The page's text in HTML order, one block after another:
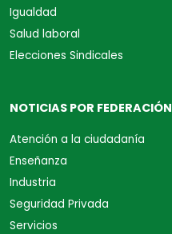
Igualdad
Salud laboral
Elecciones Sindicales
NOTICIAS POR FEDERACIÓN
Atención a la ciudadanía
Enseñanza
Industria
Seguridad Privada
Servicios